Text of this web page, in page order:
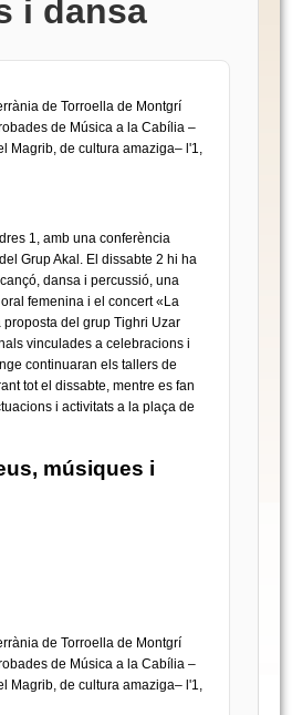
i dansa
de Torroella de Montgrí
de Música a la Cabília –
Magrib, de cultura amaziga– l'1,
1, amb una conferència
Grup Akal. El dissabte 2 hi ha
dansa i percussió, una
femenina i el concert «La
del grup Tighri Uzar
vinculades a celebracions i
continuaran els tallers de
tot el dissabte, mentre es fan
i activitats a la plaça de
músiques i
de Torroella de Montgrí
de Música a la Cabília –
Magrib, de cultura amaziga– l'1,